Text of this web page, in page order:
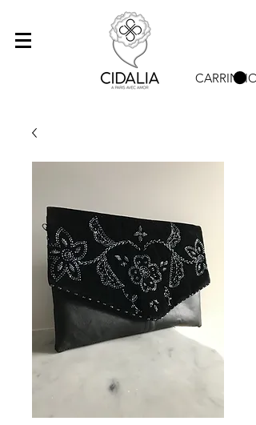
CARRINHO